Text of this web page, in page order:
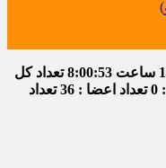
ساعت 8:00:53تعداد کل
تعداد اعضا : 36
تعداد